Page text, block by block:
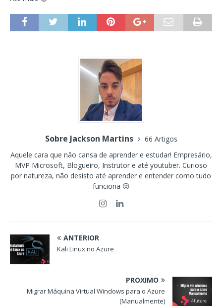
Sobre Jackson Martins
66 Artigos
Aquele cara que não cansa de aprender e estudar! Empresário,
MVP Microsoft, Blogueiro, Instrutor e até youtuber. Curioso
por natureza, não desisto até aprender e entender como tudo
funciona 😜
ANTERIOR
Kali Linux no Azure
PRÓXIMO
Migrar Máquina Virtual Windows para o Azure
(Manualmente)